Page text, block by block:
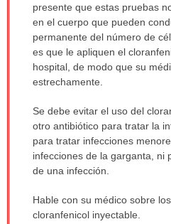
presente que estas pruebas
en el cuerpo que pueden
permanente del número de
es que le apliquen el
hospital, de modo que su
estrechamente.
Se debe evitar el uso del
otro antibiótico para tratar la
para tratar infecciones
infecciones de la garganta, ni
de una infección.
Hable con su médico sobre
cloranfenicol inyectable.